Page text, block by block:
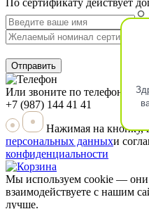
По сертификату действует
Отправить
Или звоните по телефону
+7 (987) 144 41 41
Нажимая на кнопку,
персональных данныхи
конфиденциальности
Мы используем cookie —
взаимодействуете с нашим
лучше.